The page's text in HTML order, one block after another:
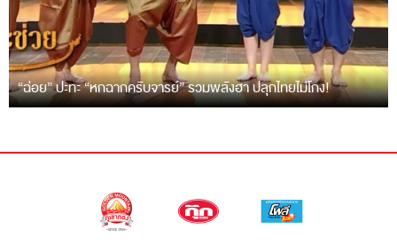
“ฉ่อย” ปะทะ “หกฉากครับจารย์” รวมพลังฮา ปลุกไทยไม่โกง!